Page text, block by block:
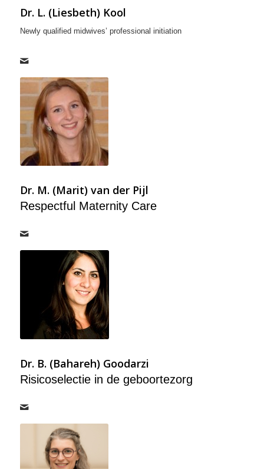
Dr. L. (Liesbeth) Kool
Newly qualified midwives’ professional initiation
Dr. M. (Marit) van der Pijl
Respectful Maternity Care
Dr. B. (Bahareh) Goodarzi
Risicoselectie in de geboortezorg